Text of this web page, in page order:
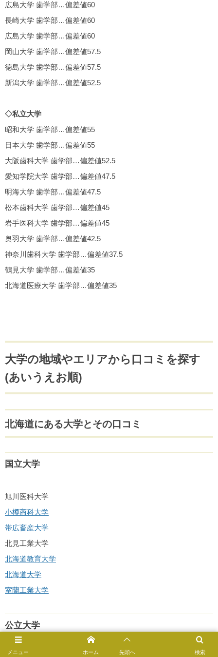
広島大学 歯学部…偏差値60
長崎大学 歯学部…偏差値60
広島大学 歯学部…偏差値60
岡山大学 歯学部…偏差値57.5
徳島大学 歯学部…偏差値57.5
新潟大学 歯学部…偏差値52.5
◇私立大学
昭和大学 歯学部…偏差値55
日本大学 歯学部…偏差値55
大阪歯科大学 歯学部…偏差値52.5
愛知学院大学 歯学部…偏差値47.5
明海大学 歯学部…偏差値47.5
松本歯科大学 歯学部…偏差値45
岩手医科大学 歯学部…偏差値45
奥羽大学 歯学部…偏差値42.5
神奈川歯科大学 歯学部…偏差値37.5
鶴見大学 歯学部…偏差値35
北海道医療大学 歯学部…偏差値35
大学の地域やエリアから口コミを探す
(あいうえお順)
北海道にある大学とその口コミ
国立大学
旭川医科大学
小樽商科大学
帯広畜産大学
北見工業大学
北海道教育大学
北海道大学
室蘭工業大学
公立大学
メニュー 検索
ホーム 先頭へ